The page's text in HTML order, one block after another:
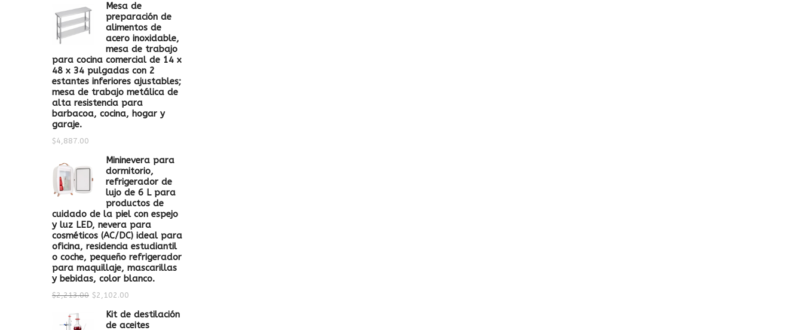
Mesa de
preparación de
alimentos de
acero inoxidable,
mesa de trabajo
para cocina comercial de 14 x
48 x 34 pulgadas con 2
estantes inferiores ajustables;
mesa de trabajo metálica de
alta resistencia para
barbacoa, cocina, hogar y
garaje.
$4,887.00
Mininevera para
dormitorio,
refrigerador de
lujo de 6 L para
productos de
cuidado de la piel con espejo
y luz LED, nevera para
cosméticos (AC/DC) ideal para
oficina, residencia estudiantil
o coche, pequeño refrigerador
para maquillaje, mascarillas
y bebidas, color blanco.
$2,213.00 $2,102.00
Kit de destilación
de aceites